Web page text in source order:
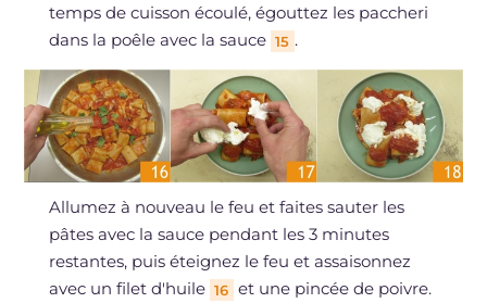
temps de cuisson écoulé, égouttez les paccheri
dans la poêle avec la sauce 15 .
Allumez à nouveau le feu et faites sauter les
pâtes avec la sauce pendant les 3 minutes
restantes, puis éteignez le feu et assaisonnez
avec un filet d'huile 16 et une pincée de poivre.